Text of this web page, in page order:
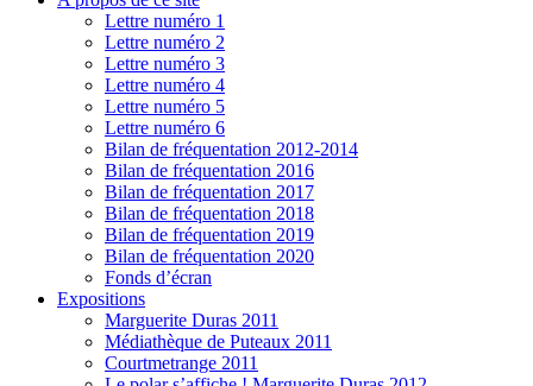
Lettre numéro 1
Lettre numéro 2
Lettre numéro 3
Lettre numéro 4
Lettre numéro 5
Lettre numéro 6
Bilan de fréquentation 2012-2014
Bilan de fréquentation 2016
Bilan de fréquentation 2017
Bilan de fréquentation 2018
Bilan de fréquentation 2019
Bilan de fréquentation 2020
Fonds d’écran
Expositions
Marguerite Duras 2011
Médiathèque de Puteaux 2011
Courtmetrange 2011